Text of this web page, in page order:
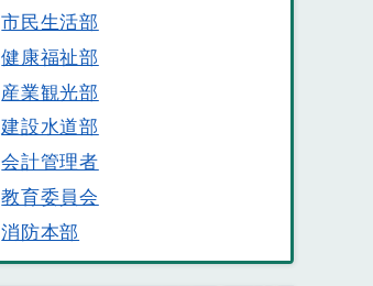
市民生活部
健康福祉部
産業観光部
建設水道部
会計管理者
教育委員会
消防本部